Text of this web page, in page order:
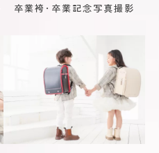
卒業袴･卒業記念写真撮影